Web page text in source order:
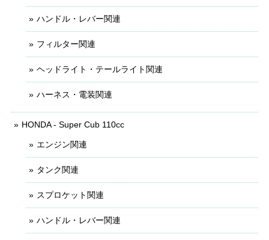
ハンドル・レバー関連
フィルター関連
ヘッドライト・テールライト関連
ハーネス・電装関連
HONDA - Super Cub 110cc
エンジン関連
タンク関連
スプロケット関連
ハンドル・レバー関連